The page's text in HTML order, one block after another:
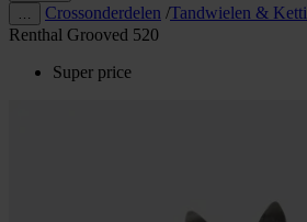
Crossonderdelen /Tandwielen &
Renthal Grooved 520
Super price